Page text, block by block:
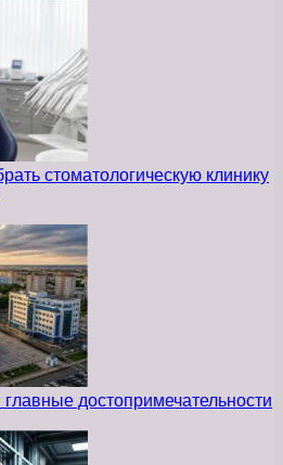
стоматологическую клинику
достопримечательности